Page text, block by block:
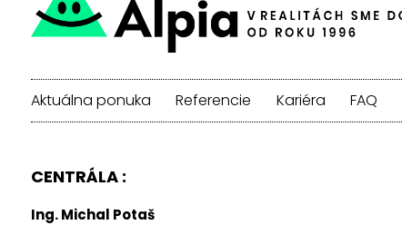
Aktuálna ponuka Referencie Kariéra FAQ
CENTRÁLA :
Ing. Michal Potaš